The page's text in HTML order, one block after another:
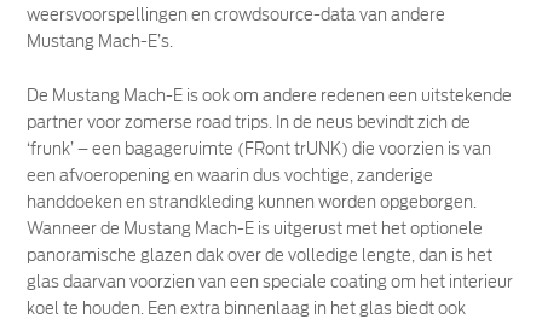
weersvoorspellingen en crowdsource-data van andere
Mustang Mach-E’s.
De Mustang Mach-E is ook om andere redenen een uitstekende
partner voor zomerse road trips. In de neus bevindt zich de
‘frunk’ – een bagageruimte (FRont trUNK) die voorzien is van
een afvoeropening en waarin dus vochtige, zanderige
handdoeken en strandkleding kunnen worden opgeborgen.
Wanneer de Mustang Mach-E is uitgerust met het optionele
panoramische glazen dak over de volledige lengte, dan is het
glas daarvan voorzien van een speciale coating om het interieur
koel te houden. Een extra binnenlaag in het glas biedt ook